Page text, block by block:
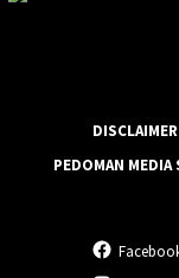
DISCLAIMER
PEDOMAN MEDIA